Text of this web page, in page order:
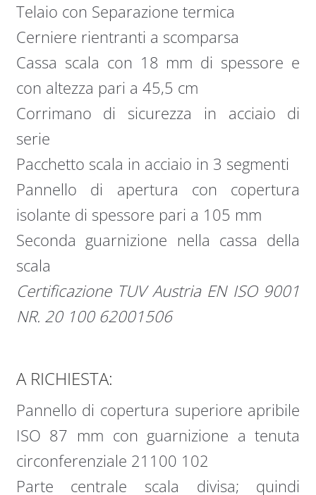
Telaio con Separazione termica
Cerniere rientranti a scomparsa
Cassa scala con 18 mm di spessore e
con altezza pari a 45,5 cm
Corrimano di sicurezza in acciaio di
serie
Pacchetto scala in acciaio in 3 segmenti
Pannello di apertura con copertura
isolante di spessore pari a 105 mm
Seconda guarnizione nella cassa della
scala
Certificazione TUV Austria EN ISO 9001
NR. 20 100 62001506
A RICHIESTA:
Pannello di copertura superiore apribile
ISO 87 mm con guarnizione a tenuta
circonferenziale 21100 102
Parte centrale scala divisa; quindi